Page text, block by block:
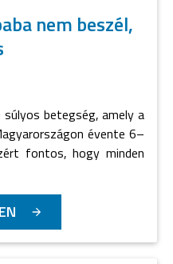
nem beszél,
betegség, amely a
évente 6–
fontos, hogy minden